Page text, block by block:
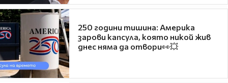
250 години тишина: Америка
зарови капсула, която никой жив
днес няма да отвори👀💥